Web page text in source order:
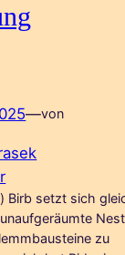
—von
Birb setzt sich
zu